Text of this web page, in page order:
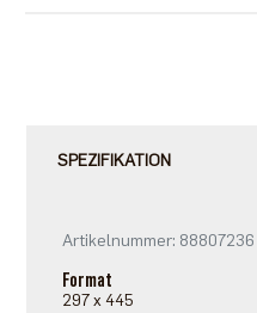
SPEZIFIKATION
Artikelnummer: 88807236
Format
297 x 445